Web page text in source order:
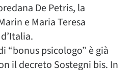
De Petris, la
e Maria Teresa
“bonus psicologo” è già
il decreto Sostegni bis. In